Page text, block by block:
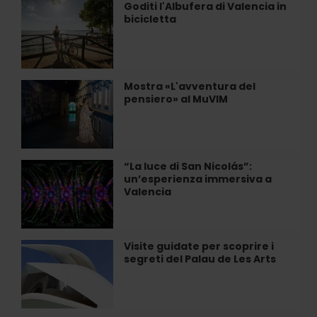
Contemporanea
a
Valencia
Goditi l'Albufera di Valencia in
bicicletta
di
Valencia
in
bicicletta
Mostra «L'avventura del
pensiero» al MuVIM
Mostra
«L'avventura
al
MuVIM
“La luce di San Nicolás”:
un’esperienza immersiva a
Valencia
luce
di
San
Nicolás”:
un’esperienza
immersiva
Valencia
Visite guidate per scoprire i
segreti del Palau de Les Arts
Visite
guidate
per
scoprire
i